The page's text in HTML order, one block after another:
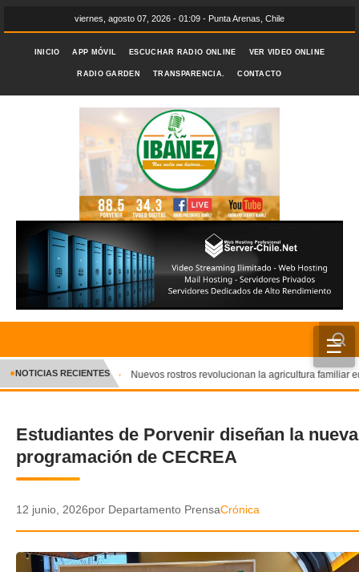
viernes, agosto 07, 2026 - 01:09 - Punta Arenas, Chile
INICIO APP MÓVIL ESCUCHAR RADIO ONLINE VER VIDEO ONLINE
RADIO GARDEN TRANSPARENCIA. CONTACTO
☰
INICIO
CRÓNICA
DEPORTES
ENTRETENIMIENTO Y CULTURA
POLICIAL
✕
NOTICIAS RECIENTES Nuevos rostros revolucionan la agricultura familiar
Estudiantes de Porvenir diseñan la nueva
programación de CECREA
12 junio, 2026por Departamento PrensaCrónica